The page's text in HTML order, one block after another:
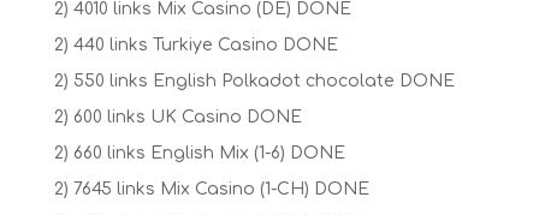
2) 4010 links Mix Casino (DE) DONE
2) 440 links Turkiye Casino DONE
2) 550 links English Polkadot chocolate DONE
2) 600 links UK Casino DONE
2) 660 links English Mix (1-6) DONE
2) 7645 links Mix Casino (1-CH) DONE